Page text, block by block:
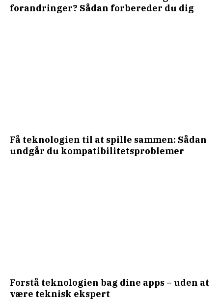
forandringer? Sådan forbereder du dig
Få teknologien til at spille sammen: Sådan
undgår du kompatibilitetsproblemer
Forstå teknologien bag dine apps – uden at
være teknisk ekspert